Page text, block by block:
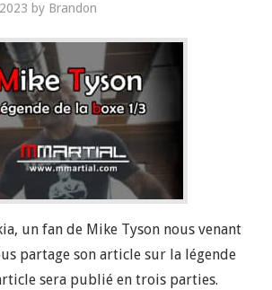
by Brandon
un fan de Mike Tyson nous venant
partage son article sur la légende
sera publié en trois parties.